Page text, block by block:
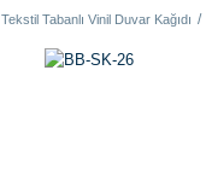
Tekstil Tabanlı Vinil Duvar Kağıdı